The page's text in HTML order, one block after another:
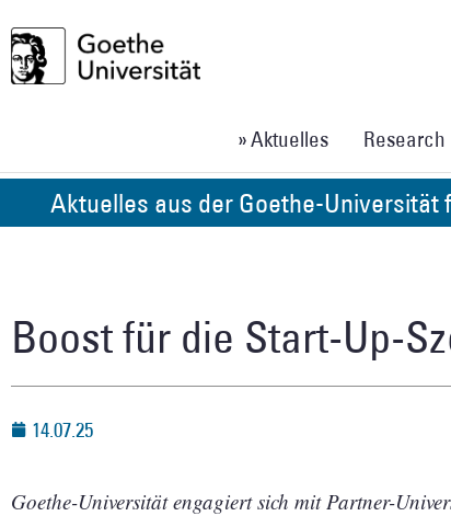
» Aktuelles Research
Aktuelles aus der Goethe-
Boost für die Start-Up-
14.07.25
Goethe-Universität engagiert sich mit Partner-